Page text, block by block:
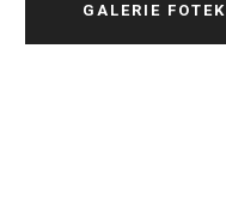
GALERIE FOTEK